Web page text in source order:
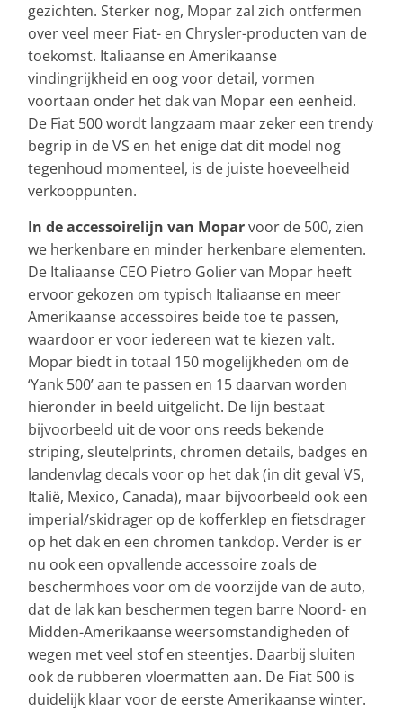
gezichten. Sterker nog, Mopar zal zich ontfermen
over veel meer Fiat- en Chrysler-producten van de
toekomst. Italiaanse en Amerikaanse
vindingrijkheid en oog voor detail, vormen
voortaan onder het dak van Mopar een eenheid.
De Fiat 500 wordt langzaam maar zeker een trendy
begrip in de VS en het enige dat dit model nog
tegenhoud momenteel, is de juiste hoeveelheid
verkooppunten.
In de accessoirelijn van Moparvoor de 500, zien
we herkenbare en minder herkenbare elementen.
De Italiaanse CEO Pietro Golier van Mopar heeft
ervoor gekozen om typisch Italiaanse en meer
Amerikaanse accessoires beide toe te passen,
waardoor er voor iedereen wat te kiezen valt.
Mopar biedt in totaal 150 mogelijkheden om de
‘Yank 500’ aan te passen en 15 daarvan worden
hieronder in beeld uitgelicht. De lijn bestaat
bijvoorbeeld uit de voor ons reeds bekende
striping, sleutelprints, chromen details, badges en
landenvlag decals voor op het dak (in dit geval VS,
Italië, Mexico, Canada), maar bijvoorbeeld ook een
imperial/skidrager op de kofferklep en fietsdrager
op het dak en een chromen tankdop. Verder is er
nu ook een opvallende accessoire zoals de
beschermhoes voor om de voorzijde van de auto,
dat de lak kan beschermen tegen barre Noord- en
Midden-Amerikaanse weersomstandigheden of
wegen met veel stof en steentjes. Daarbij sluiten
ook de rubberen vloermatten aan. De Fiat 500 is
duidelijk klaar voor de eerste Amerikaanse winter.